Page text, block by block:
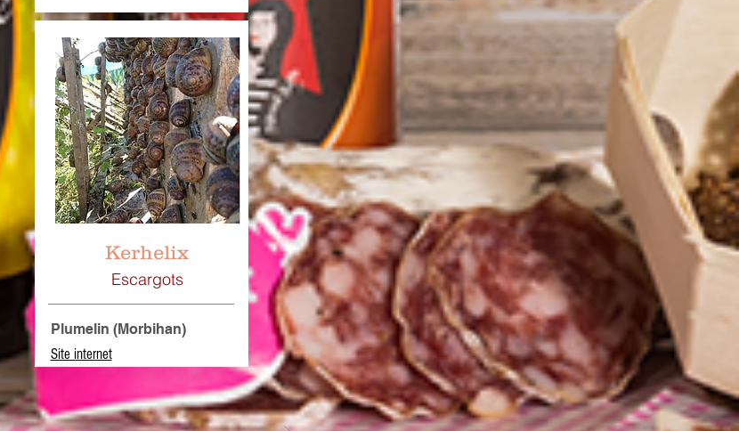
Kerhelix
Escargots
Plumelin (Morbihan)
Site internet